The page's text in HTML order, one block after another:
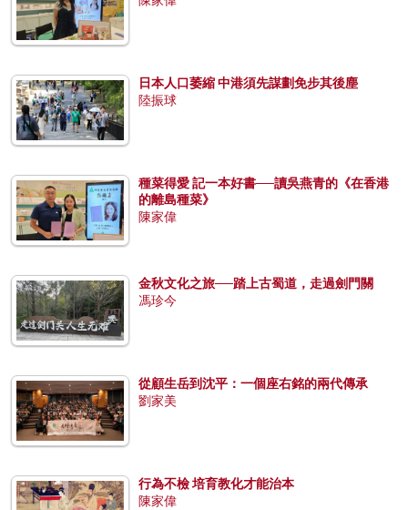
日本人口萎縮 中港須先謀劃免步其後塵
陸振球
種菜得愛 記一本好書──讀吳燕青的《在香港
的離島種菜》
陳家偉
金秋文化之旅──踏上古蜀道，走過劍門關
馮珍今
從顧生岳到沈平：一個座右銘的兩代傳承
劉家美
行為不檢 培育教化才能治本
陳家偉